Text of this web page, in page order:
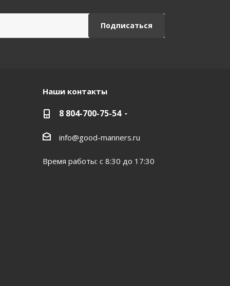
Наши контакты
8 804-700-75-54
info@good-manners.ru
Время работы: с 8:30 до 17:30